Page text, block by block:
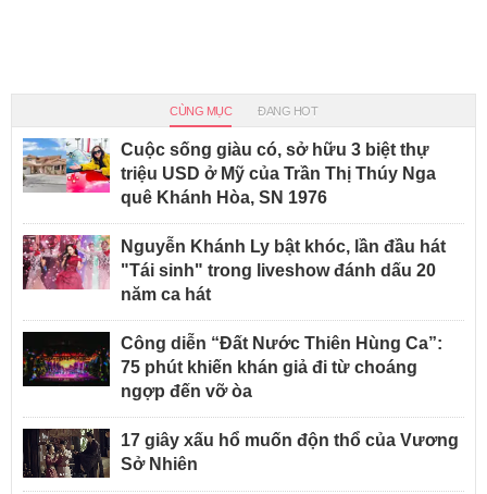
CÙNG MỤC ĐANG HOT
Cuộc sống giàu có, sở hữu 3 biệt thự
triệu USD ở Mỹ của Trần Thị Thúy Nga
quê Khánh Hòa, SN 1976
Nguyễn Khánh Ly bật khóc, lần đầu hát
"Tái sinh" trong liveshow đánh dấu 20
năm ca hát
Công diễn “Đất Nước Thiên Hùng Ca”:
75 phút khiến khán giả đi từ choáng
ngợp đến vỡ òa
17 giây xấu hổ muốn độn thổ của Vương
Sở Nhiên